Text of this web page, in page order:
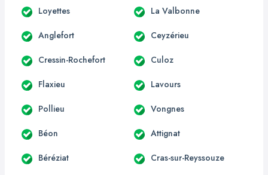
Loyettes La Valbonne
Anglefort Ceyzérieu
Cressin-Rochefort Culoz
Flaxieu Lavours
Pollieu Vongnes
Béon Attignat
Béréziat Cras-sur-Reyssouze